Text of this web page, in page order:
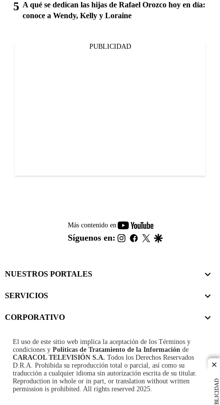
PUBLICIDAD
A qué se dedican las hijas de Rafael Orozco hoy en día:
conoce a Wendy, Kelly y Loraine
PUBLICIDAD
Más contenido en
youtube-
footer
Síguenos en: instagram
facebook
twitter
NUESTROS PORTALES
SERVICIOS
CORPORATIVO
El uso de este sitio web implica la aceptación de los Términos y
condiciones y Políticas de Tratamiento de la Información de
CARACOL TELEVISIÓN S.A. Todos los Derechos Reservados
D.R.A. Prohibida su reproducción total o parcial, así como su
traducción a cualquier idioma sin autorización escrita de su titular.
Reproduction in whole or in part, or translation without written
permission is prohibited. All rights reserved 2025.